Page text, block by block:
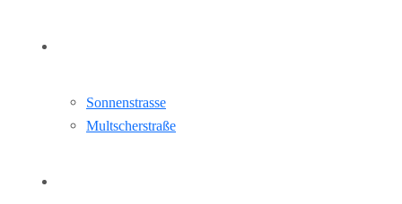
Sonnenstrasse
Multscherstraße